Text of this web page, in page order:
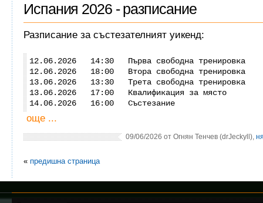
Испания 2026 - разписание
Разписание за състезателният уикенд:
12.06.2026 14:30 Първа свободна тренировка
12.06.2026 18:00 Втора свободна тренировка
13.06.2026 13:30 Трета свободна тренировка
13.06.2026 17:00 Квалификация за място
14.06.2026 16:00 Състезание
още ...
09/06/2026 от Огнян Тенчев (drJeckyll),
« предишна страница